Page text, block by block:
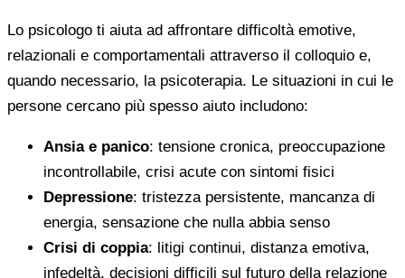
Lo psicologo ti aiuta ad affrontare difficoltà emotive,
relazionali e comportamentali attraverso il colloquio e,
quando necessario, la psicoterapia. Le situazioni in cui le
persone cercano più spesso aiuto includono:
Ansia e panico: tensione cronica, preoccupazione
incontrollabile, crisi acute con sintomi fisici
Depressione: tristezza persistente, mancanza di
energia, sensazione che nulla abbia senso
Crisi di coppia: litigi continui, distanza emotiva,
infedeltà, decisioni difficili sul futuro della relazione